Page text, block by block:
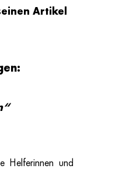
Artikel
Helferinnen und